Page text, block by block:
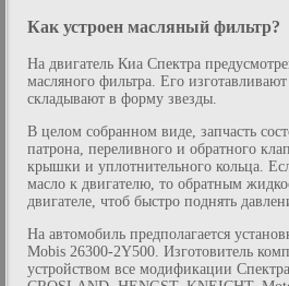
Как устроен масляный фильтр?
На двигатель Киа Спектра
масляного фильтра. Его
складывают в форму звезды.
В целом собранном виде, запчасть
патрона, переливного и обратного
крышки и уплотнительного кольца.
масло к двигателю, то обратным
двигателе, чтоб быстро поднять
На автомобиль предполагается
Mobis 26300-2Y500. Изготовитель
устройством все модификации